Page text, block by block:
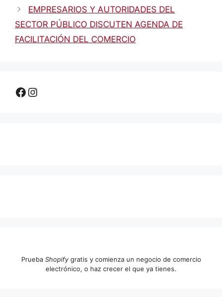
EMPRESARIOS Y AUTORIDADES DEL
SECTOR PÚBLICO DISCUTEN AGENDA DE
FACILITACIÓN DEL COMERCIO
Facebook
Instagram
Prueba Shopifygratis y comienza un negocio de comercio
electrónico, o haz crecer el que ya tienes.